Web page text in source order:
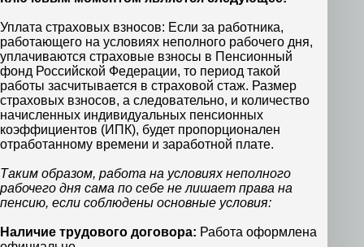
Уплата страховых взносов: Если за работника,
работающего на условиях неполного рабочего дня,
уплачиваются страховые взносы в Пенсионный
фонд Российской Федерации, то период такой
работы засчитывается в страховой стаж. Размер
страховых взносов, а следовательно, и количество
начисленных индивидуальных пенсионных
коэффициентов (ИПК), будет пропорционален
отработанному времени и заработной плате.
Таким образом, работа на условиях неполного
рабочего дня сама по себе не лишает права на
пенсию, если соблюдены основные условия:
Наличие трудового договора: Работа оформлена